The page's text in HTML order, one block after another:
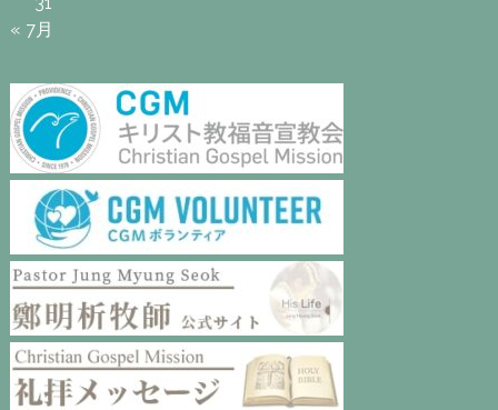
« 7月